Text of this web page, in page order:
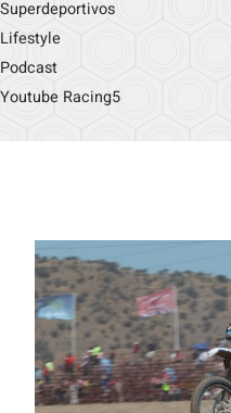
Superdeportivos
Lifestyle
Podcast
Youtube Racing5